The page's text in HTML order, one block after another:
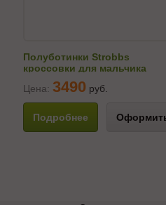
Полуботинки Strobbs
кроссовки для мальчика
N1751-6
Цена: 3490 руб.
Подробнее